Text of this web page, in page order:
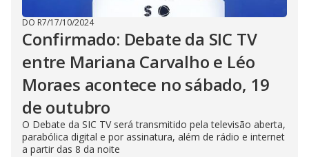
DO R7/17/10/2024
Confirmado: Debate da SIC TV
entre Mariana Carvalho e Léo
Moraes acontece no sábado, 19
de outubro
O Debate da SIC TV será transmitido pela televisão aberta,
parabólica digital e por assinatura, além de rádio e internet
a partir das 8 da noite